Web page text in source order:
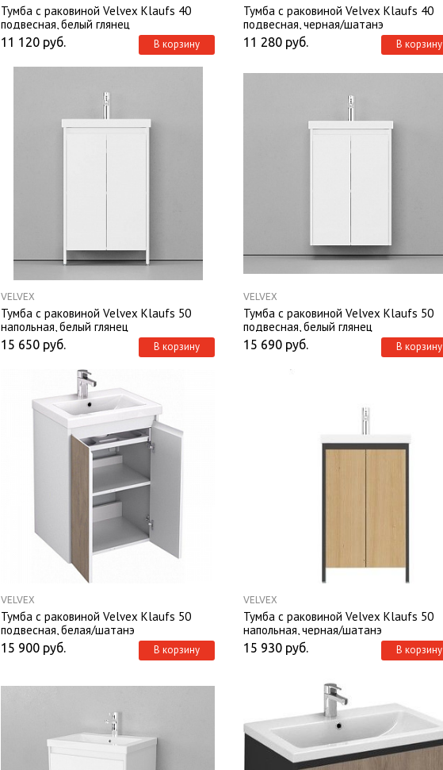
Тумба с раковиной Velvex Klaufs 40
подвесная, белый глянец
11 120 руб. В корзину
Тумба с раковиной Velvex Klaufs 40
подвесная, черная/шатанэ
11 280 руб. В корзину
VELVEX
Тумба с раковиной Velvex Klaufs 50
напольная, белый глянец
15 650 руб. В корзину
VELVEX
Тумба с раковиной Velvex Klaufs 50
подвесная, белый глянец
15 690 руб. В корзину
VELVEX
Тумба с раковиной Velvex Klaufs 50
подвесная, белая/шатанэ
15 900 руб. В корзину
VELVEX
Тумба с раковиной Velvex Klaufs 50
напольная, черная/шатанэ
15 930 руб. В корзину